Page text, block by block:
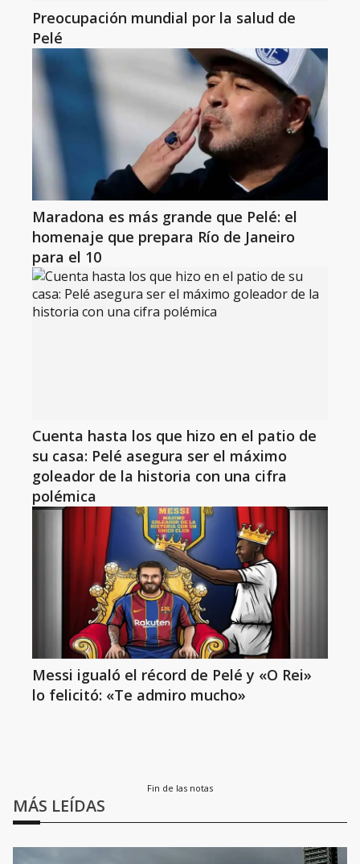
Preocupación mundial por la salud de
Pelé
Maradona es más grande que Pelé: el
homenaje que prepara Río de Janeiro
para el 10
Cuenta hasta los que hizo en el patio de
su casa: Pelé asegura ser el máximo
goleador de la historia con una cifra
polémica
Messi igualó el récord de Pelé y «O Rei»
lo felicitó: «Te admiro mucho»
Fin de las notas
MÁS LEÍDAS